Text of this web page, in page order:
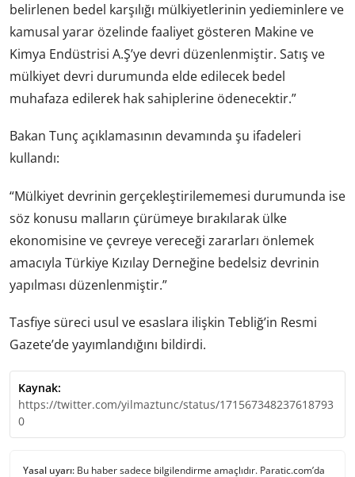
belirlenen bedel karşılığı mülkiyetlerinin yedieminlere ve
kamusal yarar özelinde faaliyet gösteren Makine ve
Kimya Endüstrisi A.Ş’ye devri düzenlenmiştir. Satış ve
mülkiyet devri durumunda elde edilecek bedel
muhafaza edilerek hak sahiplerine ödenecektir.”
Bakan Tunç açıklamasının devamında şu ifadeleri
kullandı:
“Mülkiyet devrinin gerçekleştirilememesi durumunda ise
söz konusu malların çürümeye bırakılarak ülke
ekonomisine ve çevreye vereceği zararları önlemek
amacıyla Türkiye Kızılay Derneğine bedelsiz devrinin
yapılması düzenlenmiştir.”
Tasfiye süreci usul ve esaslara ilişkin Tebliğ’in Resmi
Gazete’de yayımlandığını bildirdi.
Kaynak:
https://twitter.com/yilmaztunc/status/171567348237618793
0
Yasal uyarı: Bu haber sadece bilgilendirme amaçlıdır. Paratic.com’da